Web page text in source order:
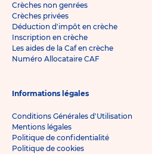
Crèches non genrées
Crèches privées
Déduction d'impôt en crèche
Inscription en crèche
Les aides de la Caf en crèche
Numéro Allocataire CAF
Informations légales
Conditions Générales d'Utilisation
Mentions légales
Politique de confidentialité
Politique de cookies